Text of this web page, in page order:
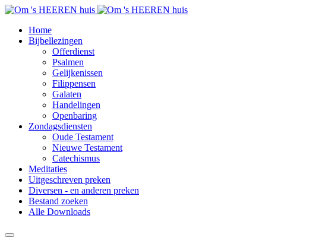
Home
Bijbellezingen
Offerdienst
Psalmen
Gelijkenissen
Filippensen
Galaten
Handelingen
Openbaring
Zondagsdiensten
Oude Testament
Nieuwe Testament
Catechismus
Meditaties
Uitgeschreven preken
Diversen - en anderen preken
Bestand zoeken
Alle Downloads